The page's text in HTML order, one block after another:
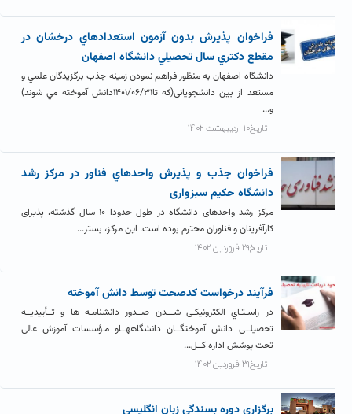
فراخوان پذيرش بدون آزمون استعدادهاي درخشان در
مقطع دکتري سال تحصيلي دانشگاه اصفهان
دانشگاه اصفهان به منظور فراهم نمودن زمينه جذب برگزيدگان علمي و
مستعد از بين دانشجويانی(که تا۱۴۰۱/۰۶/۳۱دانش آموخته مي شوند)
و...
تاریخ۱۰ اردیبهشت ۱۴۰۲
فراخوان جذب و پذيرش واحدهاي فناور در مرکز رشد
دانشگاه حکیم سبزواری
مرکز رشد واحدهای دانشگاه در طول حدودا ۱۰ سال گذشته، پذیرای
کارآفرینان و فناوران محترم بوده است. این مرکز، بستر...
تاریخ۲۹ فروردین ۱۴۰۲
فرآيند درخواست کدصحت توسط دانش آموخته
در راسـتـاي الکترونیکـی شـــدن صــدور دانشنامـه ها و تــأییدیــه
تحصیلــی دانش آموختگــان دانشگاههــاو مـؤسسات آموزش عالی
تحت پوشش اداره کــل...
تاریخ۲۹ فروردین ۱۴۰۲
برگزاري دوره بسندگي زبان انگليسي